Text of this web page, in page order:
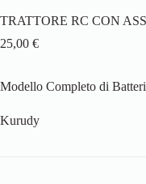
TRATTORE RC CON
25,00 €
Modello Completo di
Kurudy